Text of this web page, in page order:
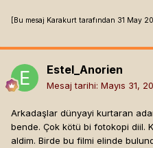
[Bu mesaj Karakurt tarafından 31 May
Estel_Anorien
Mesaj tarihi: Mayıs 31,
Arkadaşlar dünyayi kurtaran
bende. Çok kötü bi fotokopi diil.
aldim. Birde bu filmi elinde